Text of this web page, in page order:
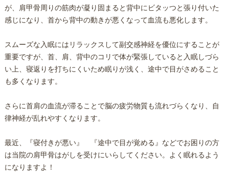
が、肩甲骨周りの筋肉が凝り固まると背中にビタッつと張り付いた
感じになり、首から背中の動きが悪くなって血流も悪化します。
スムーズな入眠にはリラックスして副交感神経を優位にすることが
重要ですが、首、肩、背中のコリで体が緊張していると入眠しづら
い上、寝返りを打ちにくいため眠りが浅く、途中で目がさめること
も多くなります。
さらに首肩の血流が滞ることで脳の疲労物質も流れづらくなり、自
律神経が乱れやすくなります。
最近、『寝付きが悪い』 『途中で目が覚める』などでお困りの方
は当院の肩甲骨はがしを受けにいらしてください。よく眠れるよう
になりますよ！